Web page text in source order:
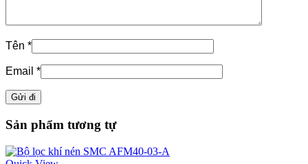
Tên *
Email *
Sản phẩm tương tự